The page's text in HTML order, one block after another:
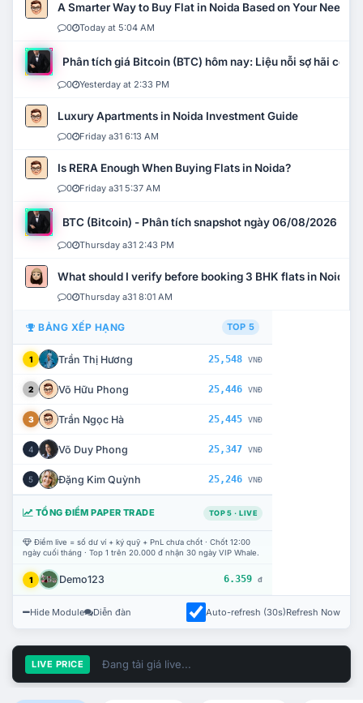
A Smarter Way to Buy Flat in Noida Based on Your Needs
0 Today at 5:04 AM
Phân tích giá Bitcoin (BTC) hôm nay: Liệu nỗi sợ hãi có
0 Yesterday at 2:33 PM
Luxury Apartments in Noida Investment Guide
0 Friday a31 6:13 AM
Is RERA Enough When Buying Flats in Noida?
0 Friday a31 5:37 AM
BTC (Bitcoin) - Phân tích snapshot ngày 06/08/2026
0 Thursday a31 2:43 PM
What should I verify before booking 3 BHK flats in Noida?
0 Thursday a31 8:01 AM
BẢNG XẾP HẠNG TOP 5
1 Trần Thị Hương 25,548 VNĐ
2 Võ Hữu Phong 25,446 VNĐ
3 Trần Ngọc Hà 25,445 VNĐ
4 Võ Duy Phong 25,347 VNĐ
5 Đặng Kim Quỳnh 25,246 VNĐ
TỔNG ĐIỂM PAPER TRADE TOP 5 · LIVE
Điểm live = số dư ví + ký quỹ + PnL chưa chốt · Chốt 12:00
ngày cuối tháng · Top 1 trên 20.000 đ nhận 30 ngày VIP Whale.
1 Demo123 6.359 đ
Hide Module Diễn đàn Auto-refresh (30s)Refresh Now
LIVE PRICE Đang tải giá live...